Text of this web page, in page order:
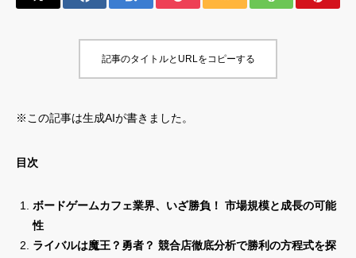
記事のタイトルとURLをコピーする
※この記事は生成AIが書きました。
目次
ボードゲームカフェ業界、いざ勝負！ 市場規模と成長の可能
性
ライバルは魔王？勇者？ 競合店徹底分析で勝利の方程式を探
特定商取引法
プライバシーポリシー
運営会社
マーケティング用語集